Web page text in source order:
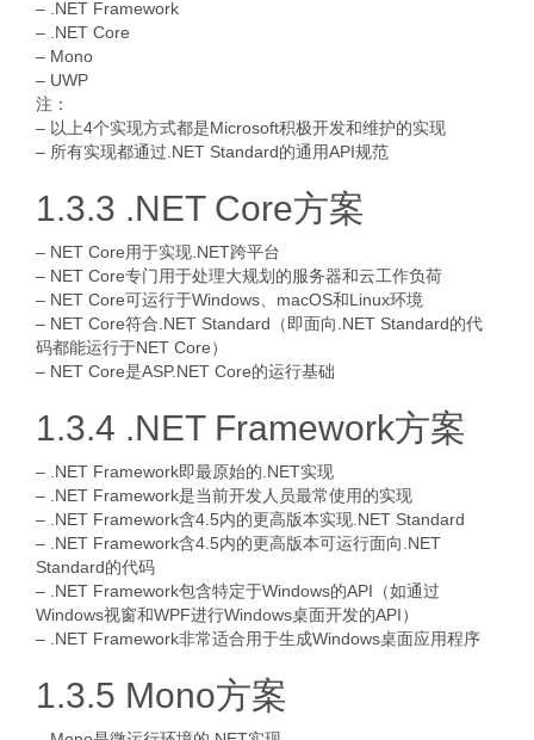
– .NET Framework
– .NET Core
– Mono
– UWP
注：
– 以上4个实现方式都是Microsoft积极开发和维护的实现
– 所有实现都通过.NET Standard的通用API规范
1.3.3 .NET Core方案
– NET Core用于实现.NET跨平台
– NET Core专门用于处理大规划的服务器和云工作负荷
– NET Core可运行于Windows、macOS和Linux环境
– NET Core符合.NET Standard（即面向.NET Standard的代
码都能运行于NET Core）
– NET Core是ASP.NET Core的运行基础
1.3.4 .NET Framework方案
– .NET Framework即最原始的.NET实现
– .NET Framework是当前开发人员最常使用的实现
– .NET Framework含4.5内的更高版本实现.NET Standard
– .NET Framework含4.5内的更高版本可运行面向.NET
Standard的代码
– .NET Framework包含特定于Windows的API（如通过
Windows视窗和WPF进行Windows桌面开发的API）
– .NET Framework非常适合用于生成Windows桌面应用程序
1.3.5 Mono方案